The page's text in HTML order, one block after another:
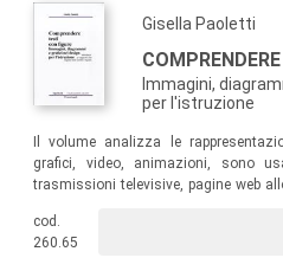
Gisella Paoletti
Immagini,
per l'istruzione
Il volume analizza le
grafici, video, animazioni, sono
trasmissioni televisive, pagine web
nell’insegnante, nel designer, la
figure che accompagnano un
cod.
260.65